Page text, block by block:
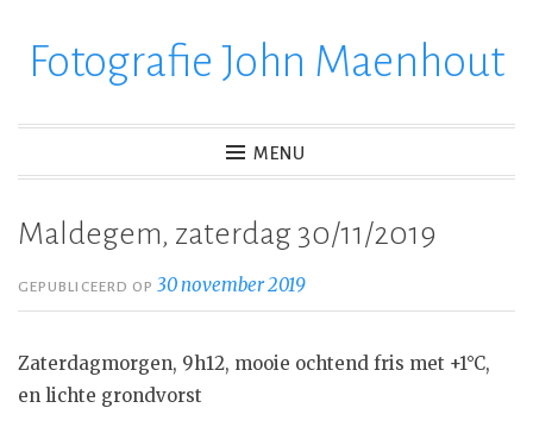
verderFotografie John Maenhout
MENU
Maldegem, zaterdag 30/11/2019
GEPUBLICEERD OP30 november 2019
Zaterdagmorgen, 9h12, mooie ochtend fris met +1°C,
en lichte grondvorst